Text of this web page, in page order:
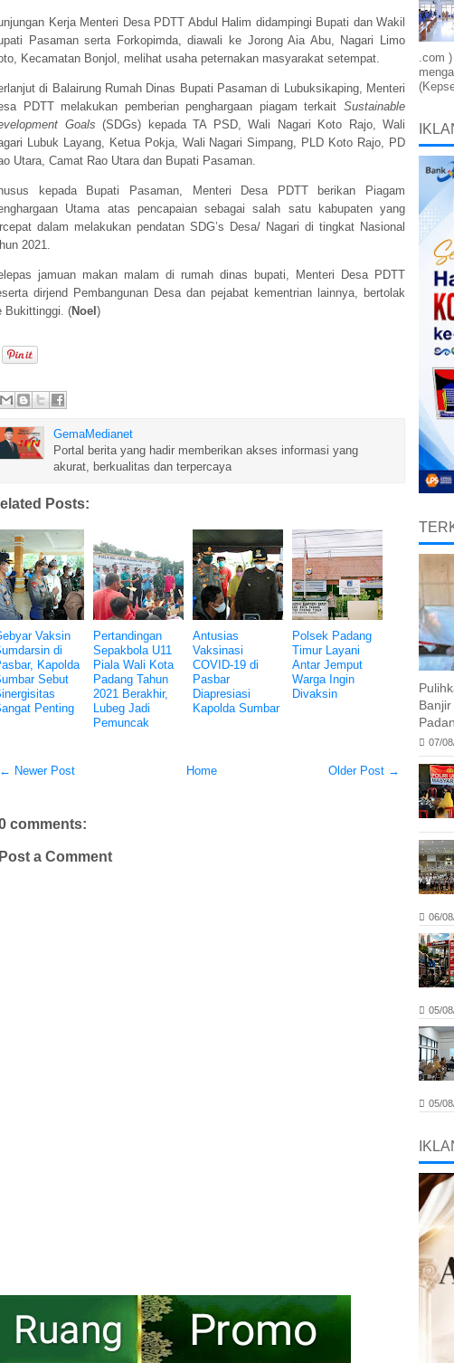
Kerja Menteri Desa PDTT Abdul Halim didampingi Bupati dan Wakil
Pasaman serta Forkopimda, diawali ke Jorong Aia Abu, Nagari Limo
Kecamatan Bonjol, melihat usaha peternakan masyarakat setempat.
di Balairung Rumah Dinas Bupati Pasaman di Lubuksikaping, Menteri
PDTT melakukan pemberian penghargaan piagam terkait Sustainable
Goals (SDGs) kepada TA PSD, Wali Nagari Koto Rajo, Wali
Lubuk Layang, Ketua Pokja, Wali Nagari Simpang, PLD Koto Rajo, PD
Utara, Camat Rao Utara dan Bupati Pasaman.
kepada Bupati Pasaman, Menteri Desa PDTT berikan Piagam
Utama atas pencapaian sebagai salah satu kabupaten yang
dalam melakukan pendatan SDG’s Desa/ Nagari di tingkat Nasional
2021.
jamuan makan malam di rumah dinas bupati, Menteri Desa PDTT
dirjend Pembangunan Desa dan pejabat kementrian lainnya, bertolak
Bukittinggi. (Noel )
GemaMedianet
Portal berita yang hadir memberikan akses informasi yang
akurat, berkualitas dan terpercaya
Posts:
Vaksin
di
Kapolda
Sebut
Penting
Pertandingan
Sepakbola U11
Piala Wali Kota
Padang Tahun
2021 Berakhir,
Lubeg Jadi
Pemuncak
Antusias
Vaksinasi
COVID-19 di
Pasbar
Diapresiasi
Kapolda Sumbar
Polsek Padang
Timur Layani
Antar Jemput
Warga Ingin
Divaksin
← Newer Post Older Post →
Home
comments:
Post a Comment
.com
07/
06/
05/
05/